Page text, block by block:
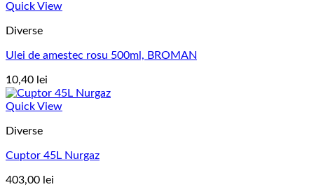
Quick View
Diverse
Ulei de amestec rosu 500ml, BROMAN
10,40 lei
Quick View
Diverse
Cuptor 45L Nurgaz
403,00 lei